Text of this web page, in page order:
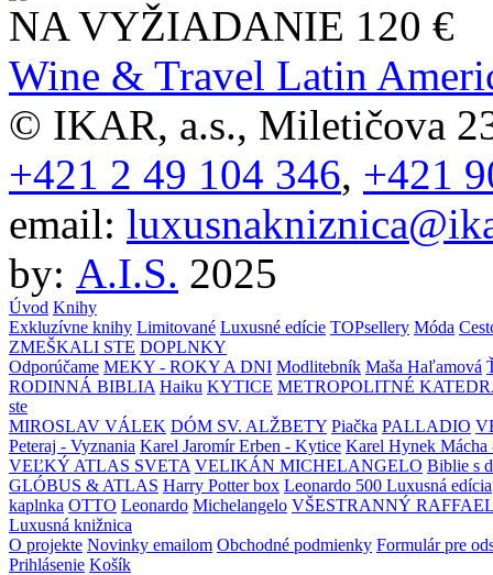
NA VYŽIADANIE 120 €
Wine & Travel Latin
© IKAR, a.s., Miletičova
+421 2 49 104 346, +421
email:
by: A.I.S. 2025
Úvod Knihy
Exkluzívne knihy Limitované Luxusné edície TOPsellery Móda
ZMEŠKALI STE DOPLNKY
Odporúčame MEKY - ROKY A DNI Modlitebník Maša Haľamová
RODINNÁ BIBLIA Haiku KYTICE METROPOLITNÉ
ste
MIROSLAV VÁLEK DÓM SV. ALŽBETY Piačka PALLADIO
Peteraj - Vyznania Karel Jaromír Erben - Kytice Karel Hynek Mácha
VEĽKÝ ATLAS SVETA VELIKÁN MICHELANGELO Biblie s
GLÓBUS & ATLAS Harry Potter box Leonardo 500 Luxusná edícia
kaplnka OTTO Leonardo Michelangelo VŠESTRANNÝ
Luxusná knižnica
O projekte Novinky emailom Obchodné podmienky Formulár pre
Prihlásenie Košík